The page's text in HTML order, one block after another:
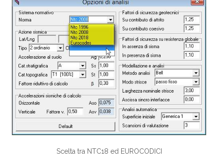
Scelta tra NTC18 ed EUROCODICI